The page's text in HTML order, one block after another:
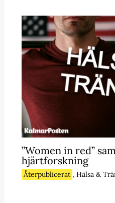
”Women in red”
hjärtforskning
Återpublicerat , Hälsa &